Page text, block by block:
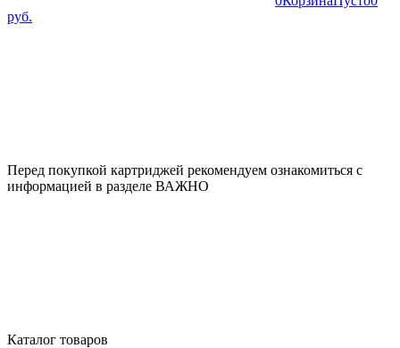
руб.
Перед покупкой картриджей рекомендуем ознакомиться с
информацией в разделе ВАЖНО
Каталог товаров